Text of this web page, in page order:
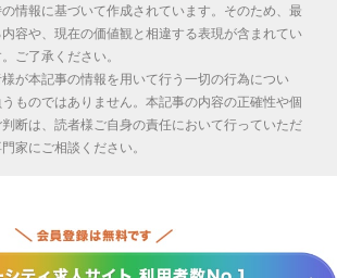
情報に基づいて作成されています。そのため、最
容や、現在の価値観と相違する表現が含まれてい
ご了承ください。
が本記事の情報を用いて行う一切の行為につい
ものではありません。本記事の内容の正確性や個
断は、読者様ご自身の責任において行っていただ
家にご相談ください。